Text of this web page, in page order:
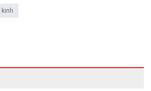
kinh